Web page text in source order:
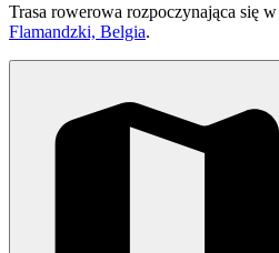
Trasa rowerowa rozpoczynająca się w
Flamandzki, Belgia.